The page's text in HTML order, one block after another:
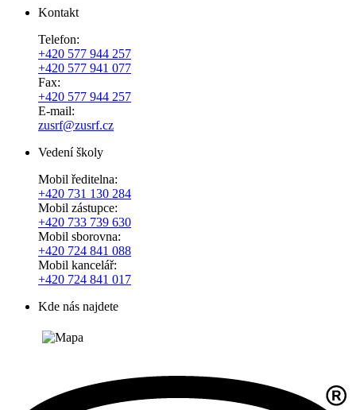
Kontakt
Telefon:
+420 577 944 257
+420 577 941 077
Fax:
+420 577 944 257
E-mail:
zusrf@zusrf.cz
Vedení školy
Mobil ředitelna:
+420 731 130 284
Mobil zástupce:
+420 733 739 630
Mobil sborovna:
+420 724 841 088
Mobil kancelář:
+420 724 841 017
Kde nás najdete